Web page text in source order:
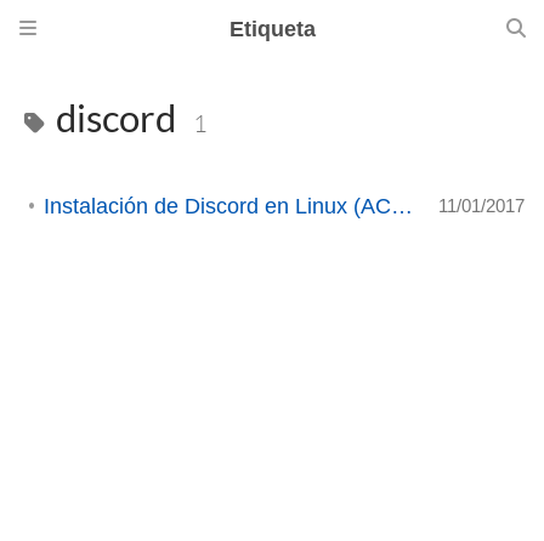
Etiqueta
discord 1
Instalación de Discord en Linux (ACTUALIZADO) 11/01/2017